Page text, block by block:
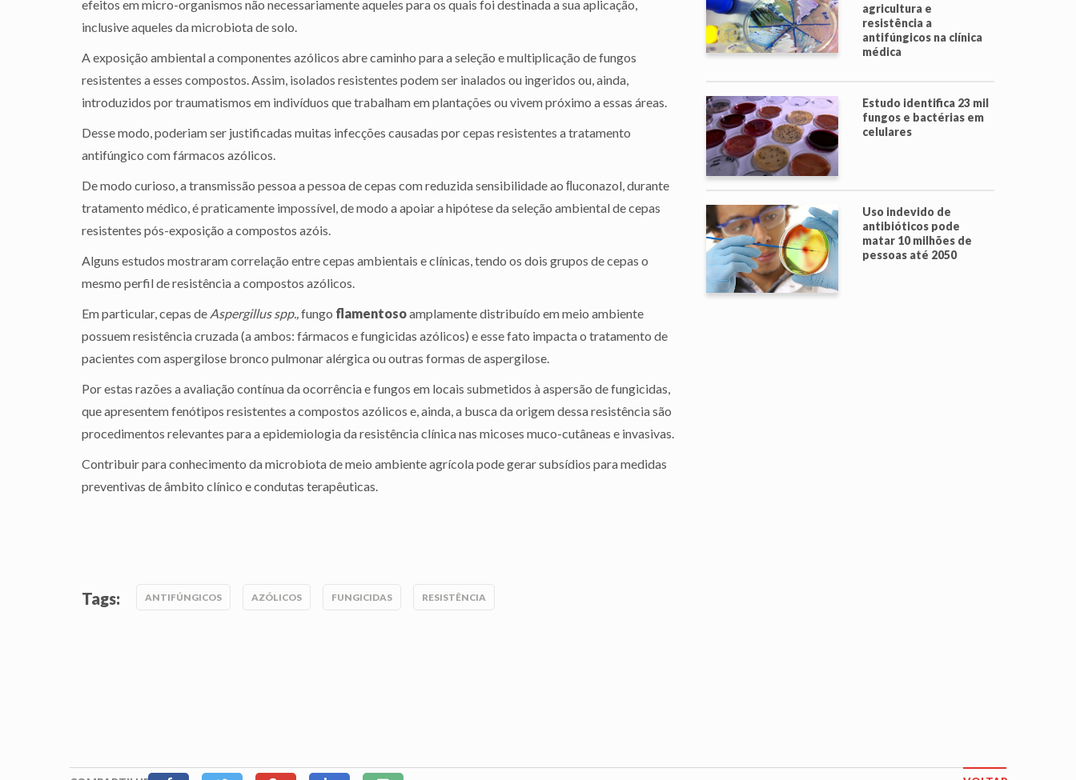
efeitos em micro-organismos não necessariamente aqueles para os quais foi destinada a sua aplicação,
inclusive aqueles da microbiota de solo.
A exposição ambiental a componentes azólicos abre caminho para a seleção e multiplicação de fungos
resistentes a esses compostos. Assim, isolados resistentes podem ser inalados ou ingeridos ou, ainda,
introduzidos por traumatismos em indivíduos que trabalham em plantações ou vivem próximo a essas áreas.
Desse modo, poderiam ser justificadas muitas infecções causadas por cepas resistentes a tratamento
antifúngico com fármacos azólicos.
De modo curioso, a transmissão pessoa a pessoa de cepas com reduzida sensibilidade ao ﬂuconazol, durante
tratamento médico, é praticamente impossível, de modo a apoiar a hipótese da seleção ambiental de cepas
resistentes pós-exposição a compostos azóis.
Alguns estudos mostraram correlação entre cepas ambientais e clínicas, tendo os dois grupos de cepas o
mesmo perfil de resistência a compostos azólicos.
Em particular, cepas de Aspergillus spp.,fungo flamentosoamplamente distribuído em meio ambiente
possuem resistência cruzada (a ambos: fármacos e fungicidas azólicos) e esse fato impacta o tratamento de
pacientes com aspergilose bronco pulmonar alérgica ou outras formas de aspergilose.
Por estas razões a avaliação contínua da ocorrência e fungos em locais submetidos à aspersão de fungicidas,
que apresentem fenótipos resistentes a compostos azólicos e, ainda, a busca da origem dessa resistência são
procedimentos relevantes para a epidemiologia da resistência clínica nas micoses muco-cutâneas e invasivas.
Contribuir para conhecimento da microbiota de meio ambiente agrícola pode gerar subsídios para medidas
preventivas de âmbito clínico e condutas terapêuticas.
Tags: ANTIFÚNGICOS AZÓLICOS FUNGICIDAS RESISTÊNCIA
agricultura e
resistência a
antifúngicos na clínica
médica
Estudo identifica 23 mil
fungos e bactérias em
celulares
Uso indevido de
antibióticos pode
matar 10 milhões de
pessoas até 2050